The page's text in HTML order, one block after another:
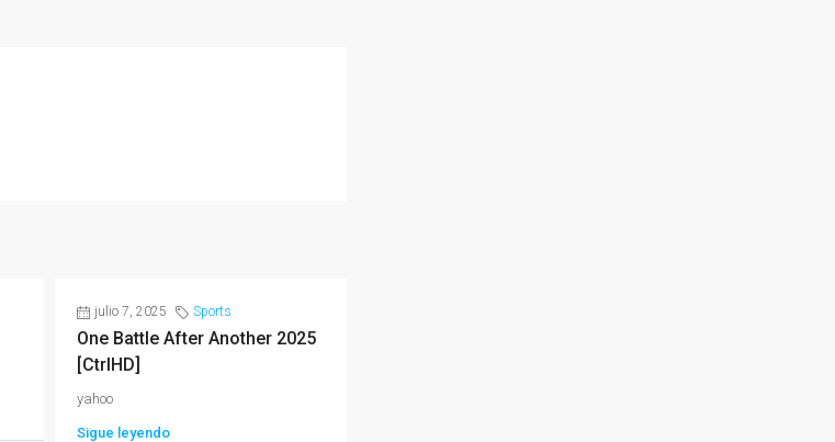
julio 7, 2025 Sports
One Battle After Another 2025
[CtrlHD]
yahoo
Sigue leyendo